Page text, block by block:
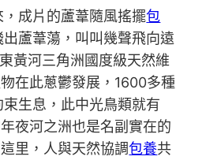
成片的蘆葦隨風搖擺包
出蘆葦蕩，叫叫幾聲飛向遠
黃河三角洲國度級天然維
在此蔥鬱發展，1600多種
生息，此中光鳥類就有
夜河之洲也是名副實在的
里，人與天然協調包養共